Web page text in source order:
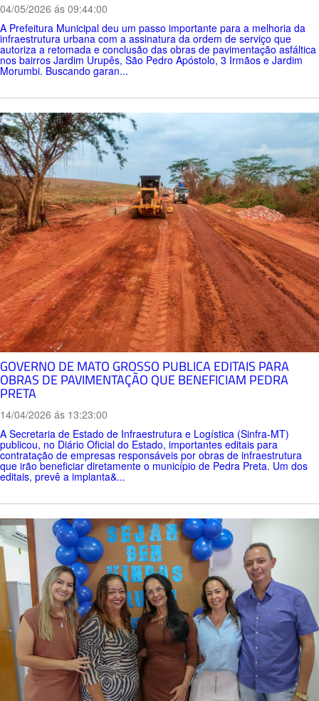
04/05/2026 ás 09:44:00
A Prefeitura Municipal deu um passo importante para a melhoria da
infraestrutura urbana com a assinatura da ordem de serviço que
autoriza a retomada e conclusão das obras de pavimentação asfáltica
nos bairros Jardim Urupês, São Pedro Apóstolo, 3 Irmãos e Jardim
Morumbi. Buscando garan...
GOVERNO DE MATO GROSSO PUBLICA EDITAIS PARA
OBRAS DE PAVIMENTAÇÃO QUE BENEFICIAM PEDRA
PRETA
14/04/2026 ás 13:23:00
A Secretaria de Estado de Infraestrutura e Logística (Sinfra-MT)
publicou, no Diário Oficial do Estado, importantes editais para
contratação de empresas responsáveis por obras de infraestrutura
que irão beneficiar diretamente o município de Pedra Preta. Um dos
editais, prevê a implanta&...